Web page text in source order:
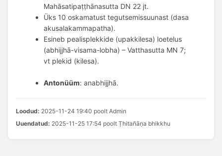
Mahāsatipaṭṭhānasutta DN 22 jt.
Üks 10 oskamatust tegutsemissuunast (dasa
akusalakammapatha).
Esineb pealisplekkide (upakkilesa) loetelus
(abhijjhā-visama-lobha) – Vatthasutta MN 7;
vt plekid (kilesa).
Antonüüm: anabhijjhā.
Loodud: 2025-11-24 19:40 poolt Admin
Uuendatud: 2025-11-25 17:54 poolt Ṭhitañāṇa bhikkhu